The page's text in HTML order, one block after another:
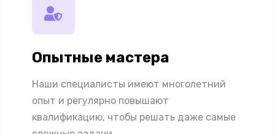
Опытные мастера
Наши специалисты имеют многолетний
опыт и регулярно повышают
квалификацию, чтобы решать даже самые